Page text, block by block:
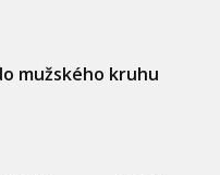
mužského kruhu